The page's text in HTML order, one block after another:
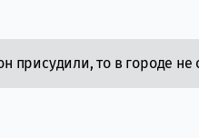
присудили, то в городе не